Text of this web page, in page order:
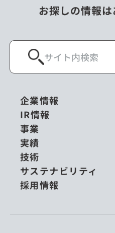
お探しの情報
企業情報
IR情報
事業
実績
技術
サステナビリティ
採用情報